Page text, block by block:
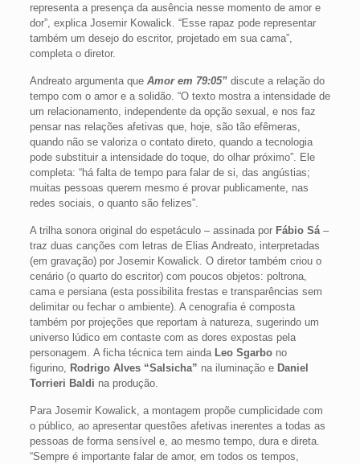
representa a presença da ausência nesse momento de amor e
dor”, explica Josemir Kowalick. “Esse rapaz pode representar
também um desejo do escritor, projetado em sua cama”,
completa o diretor.
Andreato argumenta que Amor em 79:05” discute a relação do
tempo com o amor e a solidão. “O texto mostra a intensidade de
um relacionamento, independente da opção sexual, e nos faz
pensar nas relações afetivas que, hoje, são tão efêmeras,
quando não se valoriza o contato direto, quando a tecnologia
pode substituir a intensidade do toque, do olhar próximo”. Ele
completa: “há falta de tempo para falar de si, das angústias;
muitas pessoas querem mesmo é provar publicamente, nas
redes sociais, o quanto são felizes”.
A trilha sonora original do espetáculo – assinada por Fábio Sá–
traz duas canções com letras de Elias Andreato, interpretadas
(em gravação) por Josemir Kowalick. O diretor também criou o
cenário (o quarto do escritor) com poucos objetos: poltrona,
cama e persiana (esta possibilita frestas e transparências sem
delimitar ou fechar o ambiente). A cenografia é composta
também por projeções que reportam à natureza, sugerindo um
universo lúdico em contaste com as dores expostas pela
personagem. A ficha técnica tem ainda Leo Sgarbono
figurino, Rodrigo Alves “Salsicha” na iluminação e Daniel
Torrieri Baldi na produção.
Para Josemir Kowalick, a montagem propõe cumplicidade com
o público, ao apresentar questões afetivas inerentes a todas as
pessoas de forma sensível e, ao mesmo tempo, dura e direta.
“Sempre é importante falar de amor, em todos os tempos,